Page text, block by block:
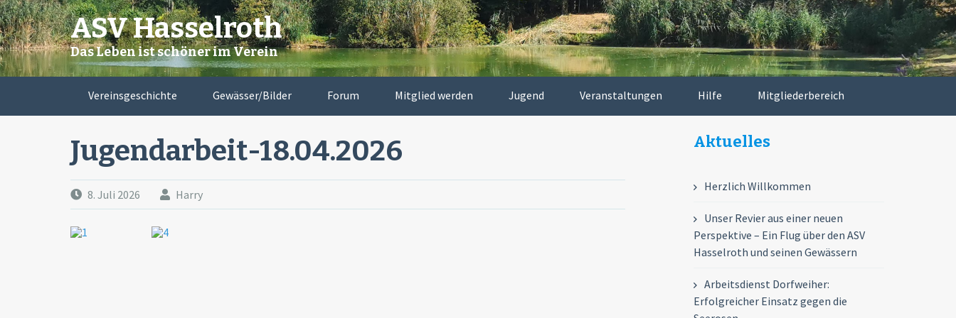
Skip
to
content
ASV Hasselroth
Das Leben ist schöner im Verein
Vereinsgeschichte Gewässer/Bilder Forum Mitglied werden Jugend Veranstaltungen Hilfe Mitgliederbereich
Jugendarbeit-18.04.2026
8. Juli 2026 Harry
Aktuelles
Herzlich Willkommen
Unser Revier aus einer neuen
Perspektive – Ein Flug über den ASV
Hasselroth und seinen Gewässern
Arbeitsdienst Dorfweiher:
Erfolgreicher Einsatz gegen die